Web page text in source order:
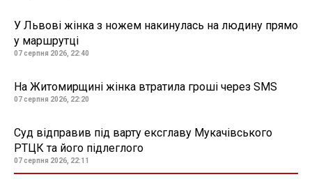
У Львові жінка з ножем накинулась на людину прямо
у маршрутці
07 серпня 2026, 22:40
На Житомирщині жінка втратила гроші через SMS
07 серпня 2026, 22:20
Суд відправив під варту ексглаву Мукачівського
РТЦК та його підлеглого
07 серпня 2026, 22:11